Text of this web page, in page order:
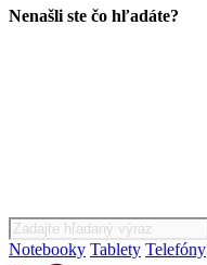
Nenašli ste čo hľadáte?
Notebooky Tablety Telefóny